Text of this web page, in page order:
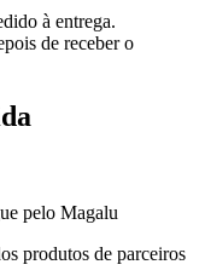
à entrega.
de receber o
pelo Magalu
produtos de parceiros